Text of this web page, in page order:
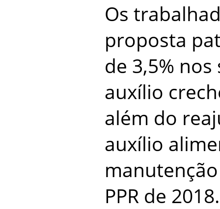
Os
proposta
de 3,5%
auxílio
além do
auxílio
PPR de 2018.